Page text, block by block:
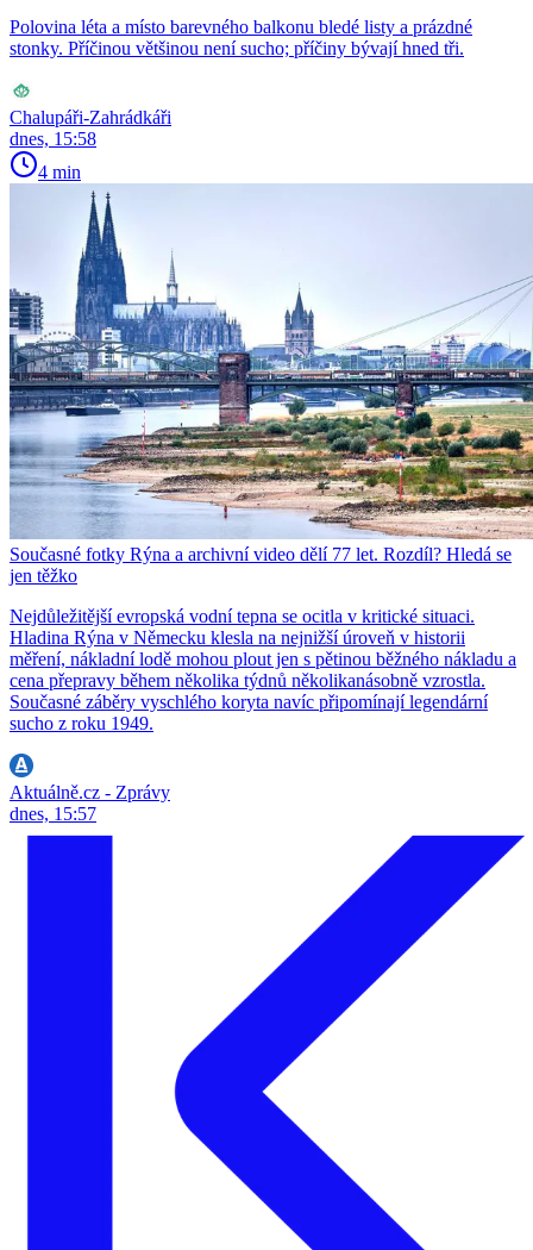
Polovina léta a místo barevného balkonu bledé listy a prázdné
stonky. Příčinou většinou není sucho; příčiny bývají hned tři.
Chalupáři-Zahrádkáři
dnes, 15:58
4 min
Současné fotky Rýna a archivní video dělí 77 let. Rozdíl? Hledá se
jen těžko
Nejdůležitější evropská vodní tepna se ocitla v kritické situaci.
Hladina Rýna v Německu klesla na nejnižší úroveň v historii
měření, nákladní lodě mohou plout jen s pětinou běžného nákladu a
cena přepravy během několika týdnů několikanásobně vzrostla.
Současné záběry vyschlého koryta navíc připomínají legendární
sucho z roku 1949.
Aktuálně.cz - Zprávy
dnes, 15:57